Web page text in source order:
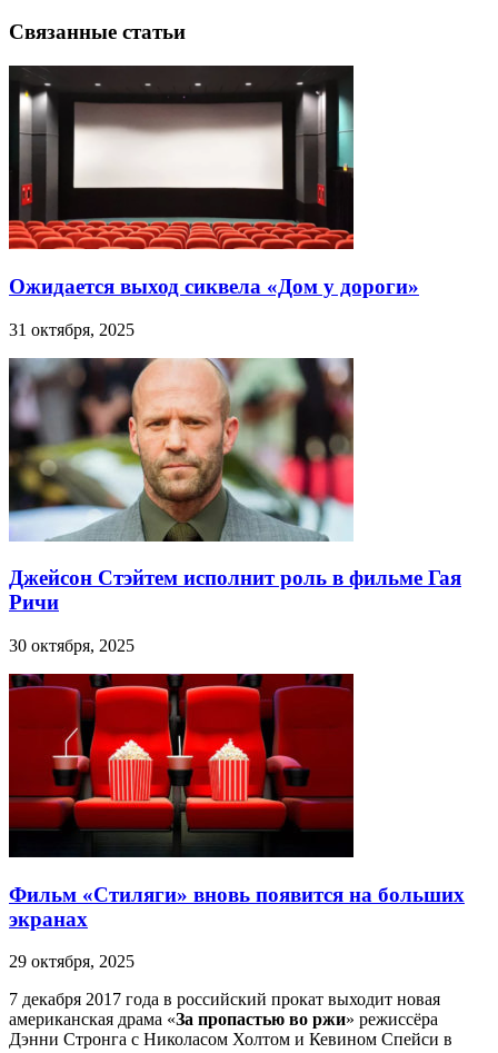
Связанные статьи
Ожидается выход сиквела «Дом у дороги»
31 октября, 2025
Джейсон Стэйтем исполнит роль в фильме Гая
Ричи
30 октября, 2025
Фильм «Стиляги» вновь появится на больших
экранах
29 октября, 2025
7 декабря 2017 года в российский прокат выходит новая
американская драма «За пропастью во ржи» режиссёра
Дэнни Стронга с Николасом Холтом и Кевином Спейси в